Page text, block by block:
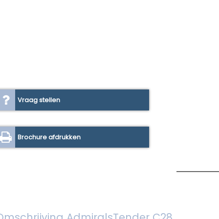
Vraag stellen
Brochure afdrukken